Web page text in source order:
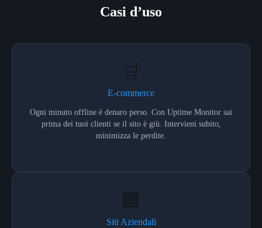
Casi d’uso
E-commerce
Ogni minuto offline è denaro perso. Con Uptime Monitor sai
prima dei tuoi clienti se il sito è giù. Intervieni subito,
minimizza le perdite.
Siti Aziendali